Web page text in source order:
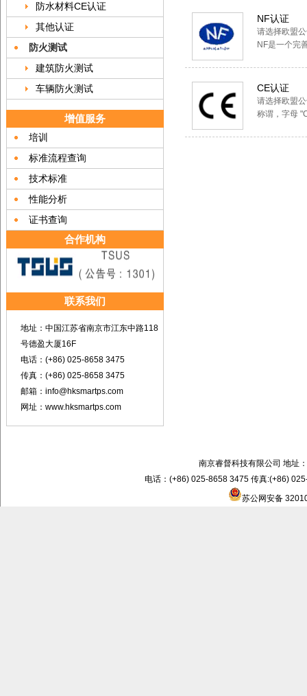
防水材料CE认证
其他认证
防火测试
建筑防火测试
车辆防火测试
增值服务
培训
标准流程查询
技术标准
性能分析
证书查询
合作机构
联系我们
地址：中国江苏省南京市江东中路118
号德盈大厦16F
电话：(+86) 025-8658 3475
传真：(+86) 025-8658 3475
邮箱：info@hksmartps.com
网址：www.hksmartps.com
NF认证
请选择欧盟
NF是一个完
CE认证
请选择欧盟
称谓，字母
南京睿督科技有限公司 地址
电话：(+86) 025-8658 3475 传真:(+86)
苏公网安备